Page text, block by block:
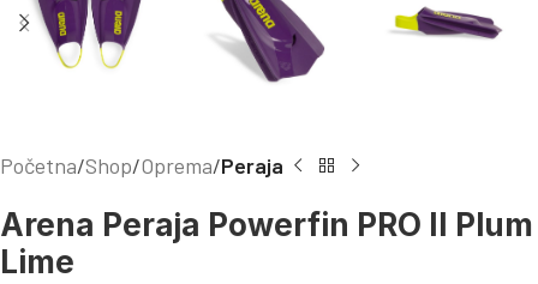
Početna Shop Oprema Peraja
Arena Peraja Powerfin PRO II Plum
Lime